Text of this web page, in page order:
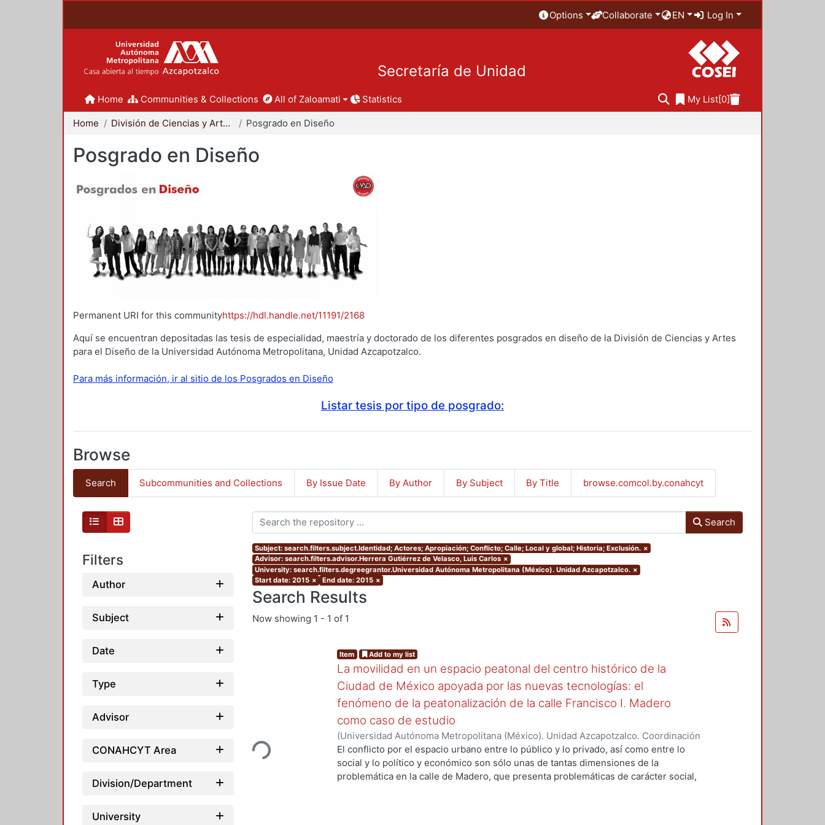
Options Collaborate EN Log In
Secretaría de Unidad
Home Communities & Collections All of Zaloamati Statistics My List[0]
Home División de Ciencias y Artes para el Diseño Posgrado en Diseño
Posgrado en Diseño
Permanent URI for this communityhttps://hdl.handle.net/11191/2168
Aquí se encuentran depositadas las tesis de especialidad, maestría y doctorado de los diferentes posgrados en diseño de la División de Ciencias y Artes
para el Diseño de la Universidad Autónoma Metropolitana, Unidad Azcapotzalco.
Para más información, ir al sitio de los Posgrados en Diseño
Listar tesis por tipo de posgrado:
Browse
Search Subcommunities and Collections By Issue Date By Author By Subject By Title browse.comcol.by.conahcyt
Filters
Author
Subject
Date
Type
Advisor
CONAHCYT Area
Division/Department
University
Search
Subject: search.filters.subject.Identidad; Actores; Apropiación; Conflicto; Calle; Local y global; Historia; Exclusión. ×
Advisor: search.filters.advisor.Herrera Gutiérrez de Velasco, Luis Carlos ×
University: search.filters.degreegrantor.Universidad Autónoma Metropolitana (México). Unidad Azcapotzalco. ×
Start date: 2015 × End date: 2015 ×
Search Results
Now showing 1 - 1 of 1
Loading...
Item Add to my list
La movilidad en un espacio peatonal del centro histórico de la
Ciudad de México apoyada por las nuevas tecnologías: el
fenómeno de la peatonalización de la calle Francisco I. Madero
como caso de estudio
(Universidad Autónoma Metropolitana (México). Unidad Azcapotzalco. Coordinación
de Servicios de Información.,2015-09) Camargo Fernández, Efrén Marcos Antonio
El conflicto por el espacio urbano entre lo público y lo privado, así como entre lo
social y lo político y económico son sólo unas de tantas dimensiones de la
problemática en la calle de Madero, que presenta problemáticas de carácter social,